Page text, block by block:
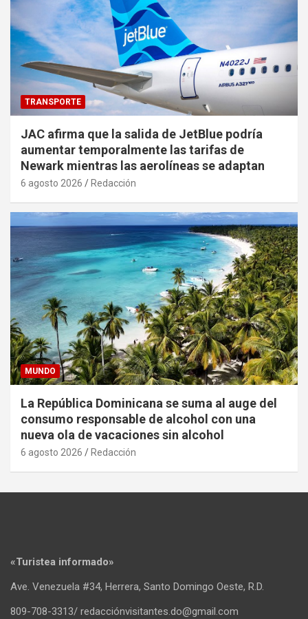
TRANSPORTE
JAC afirma que la salida de JetBlue podría
aumentar temporalmente las tarifas de
Newark mientras las aerolíneas se adaptan
6 agosto 2026 Redacción
MUNDO
La República Dominicana se suma al auge del
consumo responsable de alcohol con una
nueva ola de vacaciones sin alcohol
6 agosto 2026 Redacción
«Turistea informado»
Ave. Venezuela #34, Herrera, Santo Domingo Oeste, R.D.
809-708-3313/ redacciónvisitantes.do@gmail.com